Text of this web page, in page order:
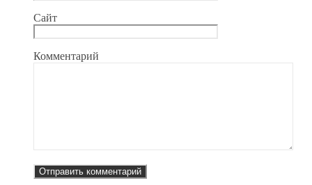
Сайт
Комментарий